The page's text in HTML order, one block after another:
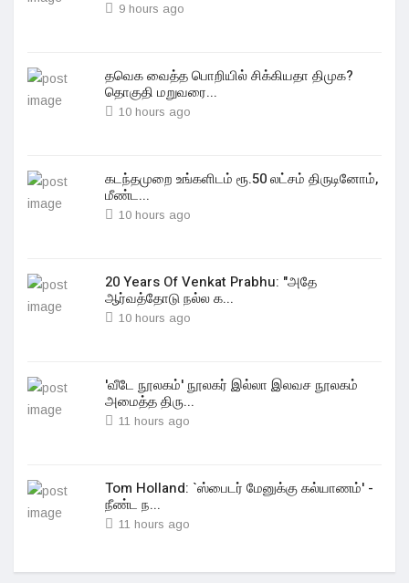
9 hours ago
தவெக வைத்த பொறியில் சிக்கியதா திமுக?
தொகுதி மறுவரை...
10 hours ago
கடந்தமுறை உங்களிடம் ரூ.50 லட்சம் திருடினோம்,
மீண்ட...
10 hours ago
20 Years Of Venkat Prabhu: "அதே
ஆர்வத்தோடு நல்ல க...
10 hours ago
'வீடே நூலகம்' நூலகர் இல்லா இலவச நூலகம்
அமைத்த திரு...
11 hours ago
Tom Holland: `ஸ்பைடர் மேனுக்கு கல்யாணம்' -
நீண்ட ந...
11 hours ago